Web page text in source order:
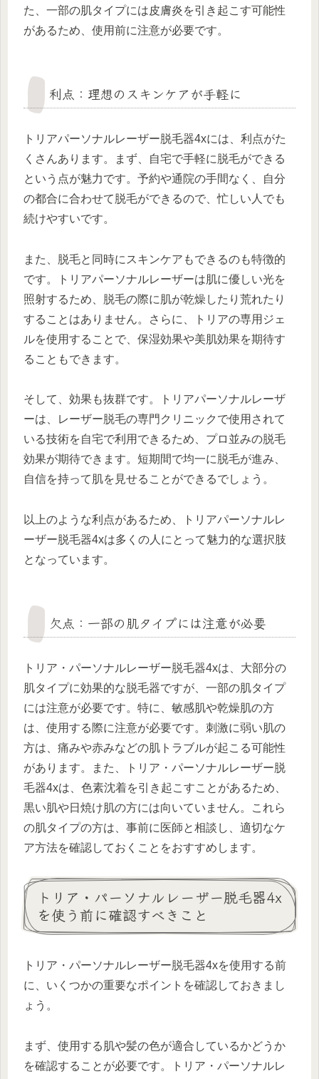
た、一部の肌タイプには皮膚炎を引き起こす可能性
があるため、使用前に注意が必要です。
利点：理想のスキンケアが手軽に
トリアパーソナルレーザー脱毛器4xには、利点がた
くさんあります。まず、自宅で手軽に脱毛ができる
という点が魅力です。予約や通院の手間なく、自分
の都合に合わせて脱毛ができるので、忙しい人でも
続けやすいです。
また、脱毛と同時にスキンケアもできるのも特徴的
です。トリアパーソナルレーザーは肌に優しい光を
照射するため、脱毛の際に肌が乾燥したり荒れたり
することはありません。さらに、トリアの専用ジェ
ルを使用することで、保湿効果や美肌効果を期待す
ることもできます。
そして、効果も抜群です。トリアパーソナルレーザ
ーは、レーザー脱毛の専門クリニックで使用されて
いる技術を自宅で利用できるため、プロ並みの脱毛
効果が期待できます。短期間で均一に脱毛が進み、
自信を持って肌を見せることができるでしょう。
以上のような利点があるため、トリアパーソナルレ
ーザー脱毛器4xは多くの人にとって魅力的な選択肢
となっています。
欠点：一部の肌タイプには注意が必要
トリア・パーソナルレーザー脱毛器4xは、大部分の
肌タイプに効果的な脱毛器ですが、一部の肌タイプ
には注意が必要です。特に、敏感肌や乾燥肌の方
は、使用する際に注意が必要です。刺激に弱い肌の
方は、痛みや赤みなどの肌トラブルが起こる可能性
があります。また、トリア・パーソナルレーザー脱
毛器4xは、色素沈着を引き起こすことがあるため、
黒い肌や日焼け肌の方には向いていません。これら
の肌タイプの方は、事前に医師と相談し、適切なケ
ア方法を確認しておくことをおすすめします。
トリア・パーソナルレーザー脱毛器4x
を使う前に確認すべきこと
トリア・パーソナルレーザー脱毛器4xを使用する前
に、いくつかの重要なポイントを確認しておきまし
ょう。
まず、使用する肌や髪の色が適合しているかどうか
を確認することが必要です。トリア・パーソナルレ